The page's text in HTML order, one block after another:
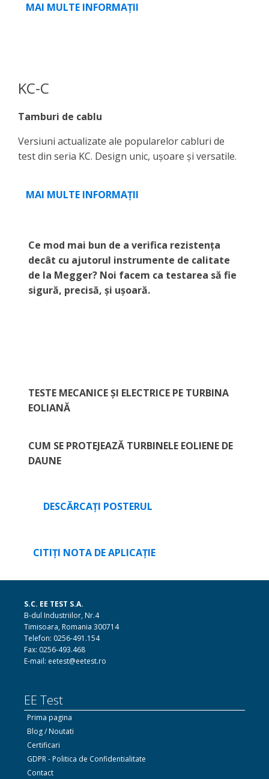
MAI MULTE INFORMAȚII
KC-C
Tamburi de cablu
Versiuni actualizate ale popularelor cabluri de
test din seria KC. Design unic, ușoare și versatile.
MAI MULTE INFORMAȚII
Ce mod mai bun de a verifica rezistența
decât cu ajutorul instrumente de calitate
de la Megger? Noi facem ca testarea să fie
sigură, precisă, și ușoară.
TESTE MECANICE ȘI ELECTRICE PE TURBINA
EOLIANĂ
CUM SE PROTEJEAZĂ TURBINELE EOLIENE DE
DAUNE
DESCĂRCAȚI POSTERUL
CITIȚI NOTA DE APLICAȚIE
S.C. EE TEST S.A.
B-dul Industriilor, Nr.4
Timisoara, Romania 300714
Telefon: 0256-491.154
Fax: 0256-493.468
E-mail: eetest@eetest.ro
EE Test
Prima pagina
Blog / Noutati
Certificari
GDPR - Politica de Confidentialitate
Contact